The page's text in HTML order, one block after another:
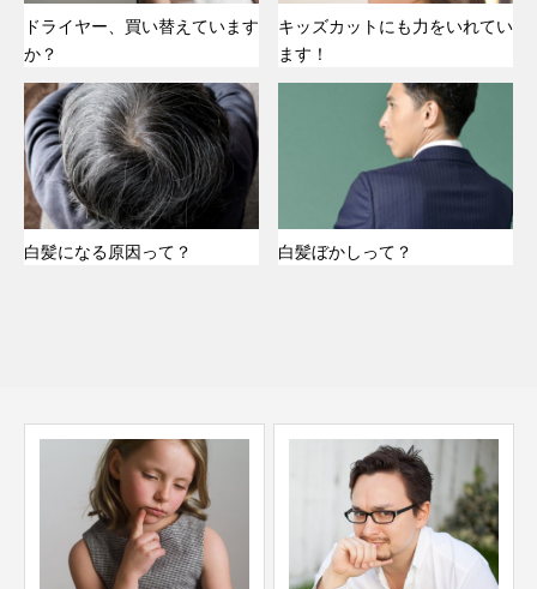
ドライヤー、買い替えています
か？
キッズカットにも力をいれてい
ます！
白髪になる原因って？ 白髪ぼかしって？